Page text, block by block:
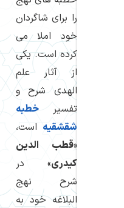
را برای شاگردان
خود املا می
كرده است. یكی
از آثار علم
الهدی شرح و
تفسیرخطبه
شقشقیه است،
«قطب الدین
كیدری» در
شرح نهج
البلاغه خود به